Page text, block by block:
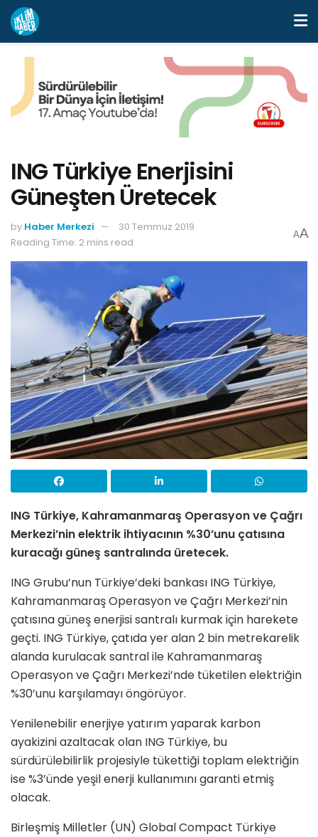
ING Türkiye Enerjisini
Güneşten Üretecek
by Haber Merkezi
30 Temmuz 2019
Reading Time: 2 mins read
AA
ING Türkiye, Kahramanmaraş Operasyon ve Çağrı
Merkezi’nin elektrik ihtiyacının %30’unu çatısına
kuracağı güneş santralında üretecek.
ING Grubu’nun Türkiye’deki bankası ING Türkiye,
Kahramanmaraş Operasyon ve Çağrı Merkezi’nin
çatısına güneş enerjisi santralı kurmak için harekete
geçti. ING Türkiye, çatıda yer alan 2 bin metrekarelik
alanda kurulacak santral ile Kahramanmaraş
Operasyon ve Çağrı Merkezi’nde tüketilen elektriğin
%30’unu karşılamayı öngörüyor.
Yenilenebilir enerjiye yatırım yaparak karbon
ayakizini azaltacak olan ING Türkiye, bu
sürdürülebilirlik projesiyle tükettiği toplam elektriğin
ise %3’ünde yeşil enerji kullanımını garanti etmiş
olacak.
Birleşmiş Milletler (UN) Global Compact Türkiye